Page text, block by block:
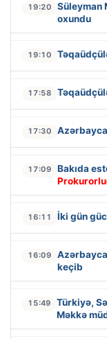
19:20
Süleyman
oxundu
19:10
17:58
17:30
17:09 Bakıda
16:11 İki gün
16:09
keçib
15:49
Türkiyə,
Məkkə